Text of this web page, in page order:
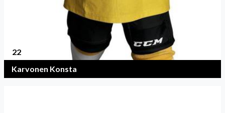
22
Karvonen Konsta